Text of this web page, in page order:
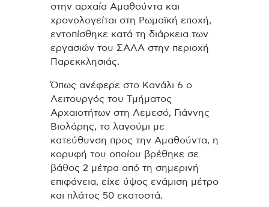
στην αρχαία Αμαθούντα και
χρονολογείται στη Ρωμαϊκή εποχή,
εντοπίσθηκε κατά τη διάρκεια των
εργασιών του ΣΑΛΑ στην περιοχή
Παρεκκλησιάς.
Όπως ανέφερε στο Κανάλι 6 ο
Λειτουργός του Τμήματος
Αρχαιοτήτων στη Λεμεσό, Γιάννης
Βιολάρης, το λαγούμι με
κατεύθυνση προς την Αμαθούντα, η
κορυφή του οποίου βρέθηκε σε
βάθος 2 μέτρα από τη σημερινή
επιφάνεια, είχε ύψος ενάμιση μέτρο
και πλάτος 50 εκατοστά.